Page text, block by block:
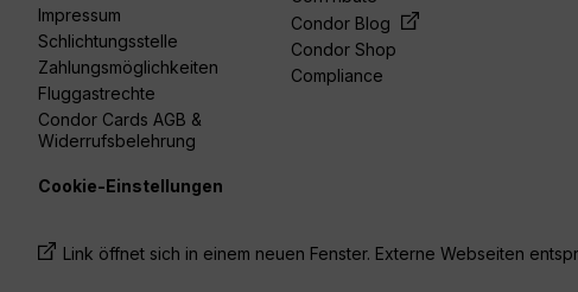
Impressum
Schlichtungsstelle
Zahlungsmöglichkeiten
Fluggastrechte
Condor Cards AGB &
Widerrufsbelehrung
Condor Blog
Condor Shop
Compliance
Cookie-Einstellungen
Link öffnet sich in einem neuen Fenster. Externe Webseiten